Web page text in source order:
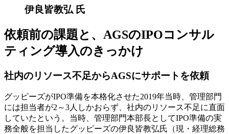
伊良皆教弘 氏
依頼前の課題と、AGSのIPOコンサル
ティング導入のきっかけ
社内のリソース不足からAGSにサポートを依頼
グッピーズがIPO準備を本格化させた2019年当時、管理部門
には担当者が2～3人しかおらず、社内のリソース不足に直面
していたという。当時、管理部門本部長としてIPO準備の実
務全般を担当したグッピーズの伊良皆教弘氏（現・経理総務